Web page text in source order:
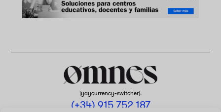
[yaycurrency-switcher].
(+34) 915 752 187